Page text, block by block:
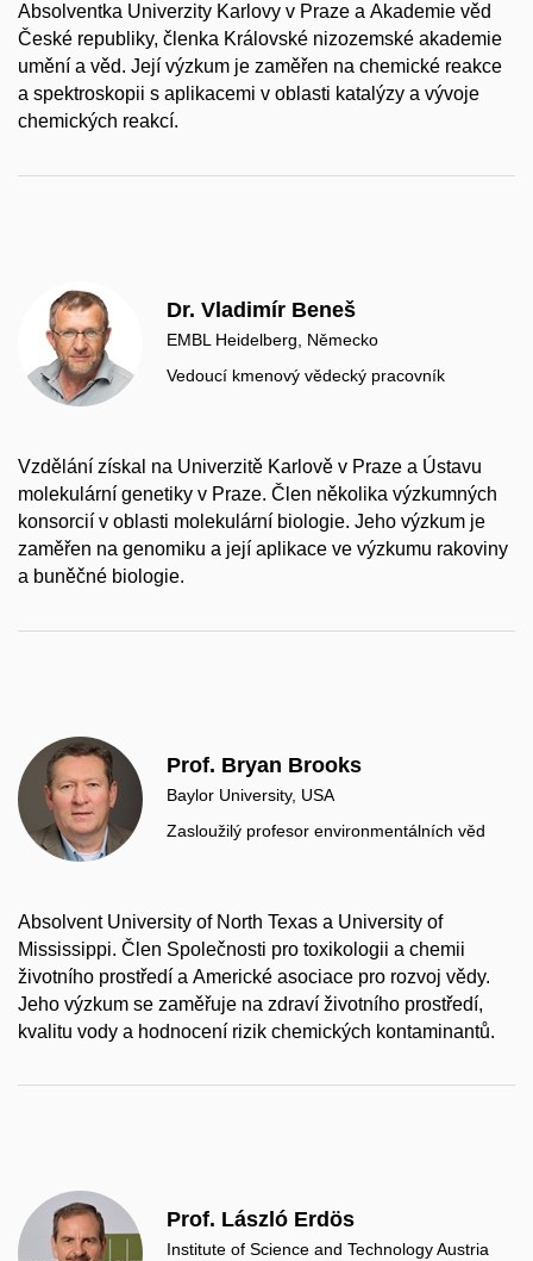
Absolventka Univerzity Karlovy v Praze a Akademie věd
České republiky, členka Královské nizozemské akademie
umění a věd. Její výzkum je zaměřen na chemické reakce
a spektroskopii s aplikacemi v oblasti katalýzy a vývoje
chemických reakcí.
Dr. Vladimír Beneš
EMBL Heidelberg, Německo
Vedoucí kmenový vědecký pracovník
Vzdělání získal na Univerzitě Karlově v Praze a Ústavu
molekulární genetiky v Praze. Člen několika výzkumných
konsorcií v oblasti molekulární biologie. Jeho výzkum je
zaměřen na genomiku a její aplikace ve výzkumu rakoviny
a buněčné biologie.
Prof. Bryan Brooks
Baylor University, USA
Zasloužilý profesor environmentálních věd
Absolvent University of North Texas a University of
Mississippi. Člen Společnosti pro toxikologii a chemii
životního prostředí a Americké asociace pro rozvoj vědy.
Jeho výzkum se zaměřuje na zdraví životního prostředí,
kvalitu vody a hodnocení rizik chemických kontaminantů.
Prof. László Erdös
Institute of Science and Technology Austria